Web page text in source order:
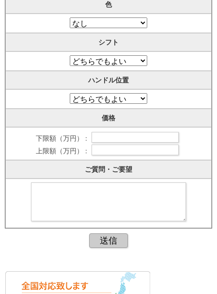
色
シフト
ハンドル位置
価格
下限額（万円） :
上限額（万円） :
ご質問・ご要望